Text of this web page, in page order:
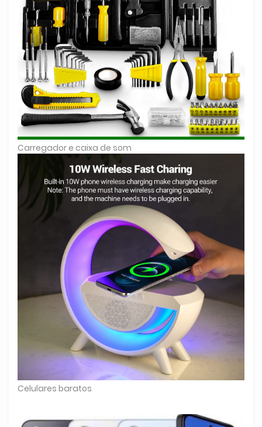
Carregador e caixa de som
Celulares baratos